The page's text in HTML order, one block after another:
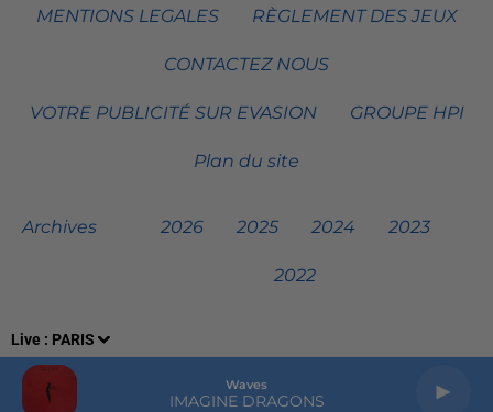
Live : PARIS
Waves
IMAGINE DRAGONS
MENTIONS LEGALES RÈGLEMENT DES JEUX
CONTACTEZ NOUS
VOTRE PUBLICITÉ SUR EVASION GROUPE HPI
Plan du site
Archives 2026 2025 2024 2023
2022